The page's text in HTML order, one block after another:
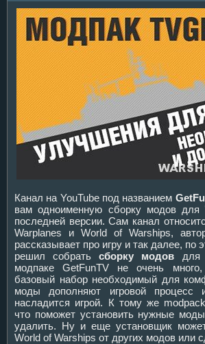
Канал на YouTube под названием
вам одноименную сборку модов для
последней версии. Сам канал
Warplanes и World of Warships,
рассказывает про игру и так далее, по
решил собратьсборку модов для
модпаке GetFunTV не очень
базовый набор необходимый для
моды дополняют игровой процесс
насладится игрой. К тому же
что поможет установить нужные
удалить. Ну и еще установщик
World of Warships от других модов или